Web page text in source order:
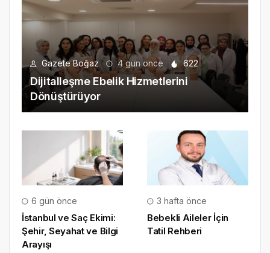
Gazete Boğaz 4 gün önce 622
Dijitalleşme Ebelik Hizmetlerini
Dönüştürüyor
6 gün önce
İstanbul ve Saç Ekimi:
Şehir, Seyahat ve Bilgi
Arayışı
3 hafta önce
Bebekli Aileler İçin
Tatil Rehberi